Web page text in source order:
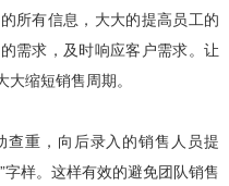
所有信息，大大的提高员工的
需求，及时响应客户需求。让
缩短销售周期。
重，向后录入的销售人员提
样。这样有效的避免团队销售